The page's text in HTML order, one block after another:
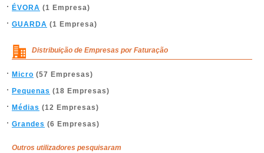
ÉVORA (1 Empresa)
GUARDA (1 Empresa)
Distribuição de Empresas por Faturação
Micro (57 Empresas)
Pequenas (18 Empresas)
Médias (12 Empresas)
Grandes (6 Empresas)
Outros utilizadores pesquisaram